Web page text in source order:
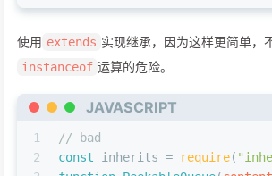
使用 extends 实现继承，因为这样更简单，
instanceof 运算的危险。
JAVASCRIPT
1
2
// bad
const inherits = require(